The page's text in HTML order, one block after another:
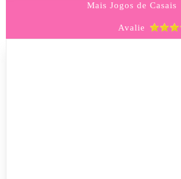
Mais Jogos de Casais
Avalie